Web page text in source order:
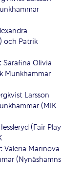
och Patrik
Sarafina Olivia
Munkhammar
Larsson
(MIK
(Fair Play
Valeria Marinova
(Nynäshamns